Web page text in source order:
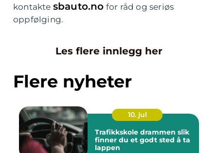
kontakte sbauto.no for råd og seriøs
oppfølging.
Les flere innlegg her
Flere nyheter
10. jul
Trafikkskole drammen slik
finner du et godt sted å ta
lappen